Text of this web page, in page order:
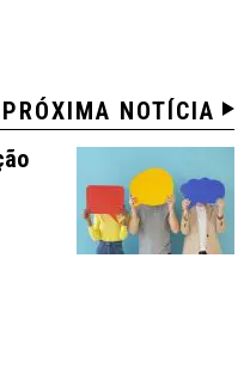
PRÓXIMA NOTÍCIA